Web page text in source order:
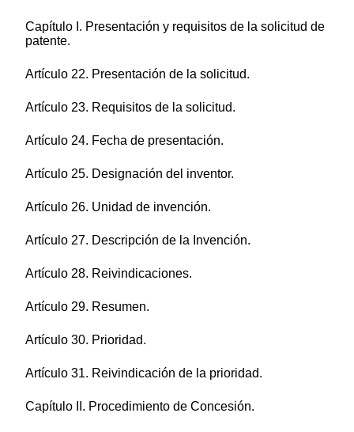
Capítulo I. Presentación y requisitos de la solicitud de
patente.
Artículo 22. Presentación de la solicitud.
Artículo 23. Requisitos de la solicitud.
Artículo 24. Fecha de presentación.
Artículo 25. Designación del inventor.
Artículo 26. Unidad de invención.
Artículo 27. Descripción de la Invención.
Artículo 28. Reivindicaciones.
Artículo 29. Resumen.
Artículo 30. Prioridad.
Artículo 31. Reivindicación de la prioridad.
Capítulo II. Procedimiento de Concesión.